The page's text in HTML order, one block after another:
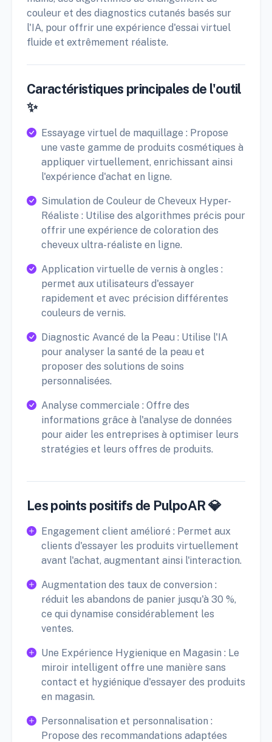
couleur et des diagnostics cutanés basés sur
l'IA, pour offrir une expérience d'essai virtuel
fluide et extrêmement réaliste.
Caractéristiques principales de l'outil
✨
Essayage virtuel de maquillage : Propose
une vaste gamme de produits cosmétiques à
appliquer virtuellement, enrichissant ainsi
l'expérience d'achat en ligne.
Simulation de Couleur de Cheveux Hyper-
Réaliste : Utilise des algorithmes précis pour
offrir une expérience de coloration des
cheveux ultra-réaliste en ligne.
Application virtuelle de vernis à ongles :
permet aux utilisateurs d'essayer
rapidement et avec précision différentes
couleurs de vernis.
Diagnostic Avancé de la Peau : Utilise l'IA
pour analyser la santé de la peau et
proposer des solutions de soins
personnalisées.
Analyse commerciale : Offre des
informations grâce à l'analyse de données
pour aider les entreprises à optimiser leurs
stratégies et leurs offres de produits.
Les points positifs de PulpoAR 💎
Engagement client amélioré : Permet aux
clients d'essayer les produits virtuellement
avant l'achat, augmentant ainsi l'interaction.
Augmentation des taux de conversion :
réduit les abandons de panier jusqu'à 30 %,
ce qui dynamise considérablement les
ventes.
Une Expérience Hygienique en Magasin : Le
miroir intelligent offre une manière sans
contact et hygiénique d'essayer des produits
en magasin.
Personnalisation et personnalisation :
Propose des recommandations adaptées